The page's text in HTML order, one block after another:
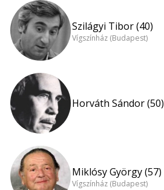
Szilágyi Tibor (40)
Vígszínház (Budapest)
Horváth Sándor (50)
Miklósy György (57)
Vígszínház (Budapest)